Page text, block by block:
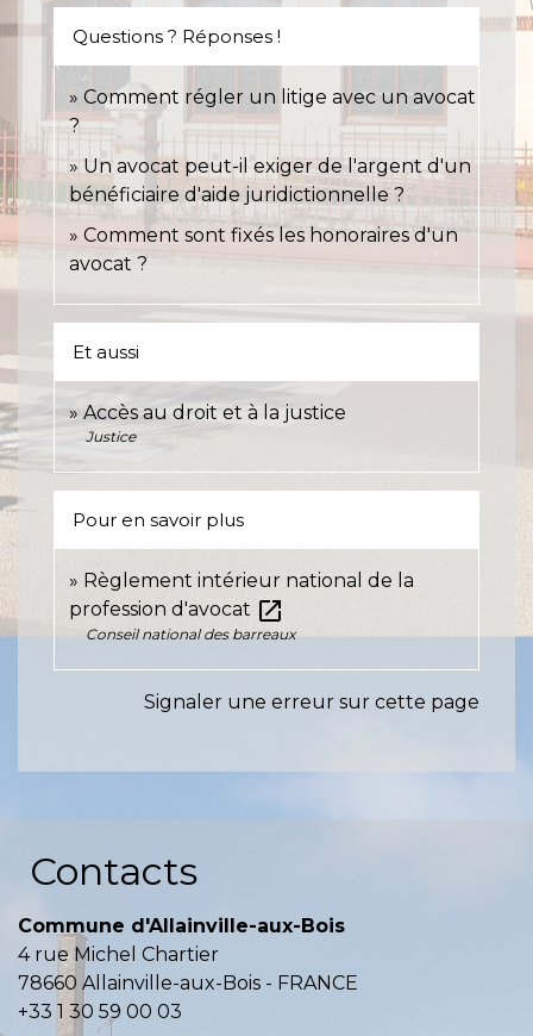
Questions ? Réponses !
Comment régler un litige avec un avocat
?
Un avocat peut-il exiger de l'argent d'un
bénéficiaire d'aide juridictionnelle ?
Comment sont fixés les honoraires d'un
avocat ?
Et aussi
Accès au droit et à la justice
Justice
Pour en savoir plus
Règlement intérieur national de la
profession d'avocat open_in_new
Conseil national des barreaux
Signaler une erreur sur cette page
Contacts
Commune d'Allainville-aux-Bois
4 rue Michel Chartier
78660 Allainville-aux-Bois - FRANCE
+33 1 30 59 00 03